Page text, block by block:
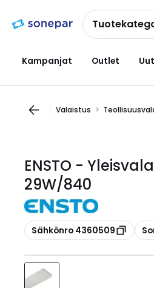
navigointiinsisältöön
Kampanjat Outlet
Valaistus
ENSTO -
29W/840
Kopioi
Sähkönro 4360509